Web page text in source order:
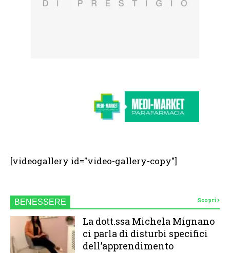
[videogallery id="video-gallery-copy"]
BENESSERE Scopri
La dott.ssa Michela Mignano
ci parla di disturbi specifici
dell’apprendimento